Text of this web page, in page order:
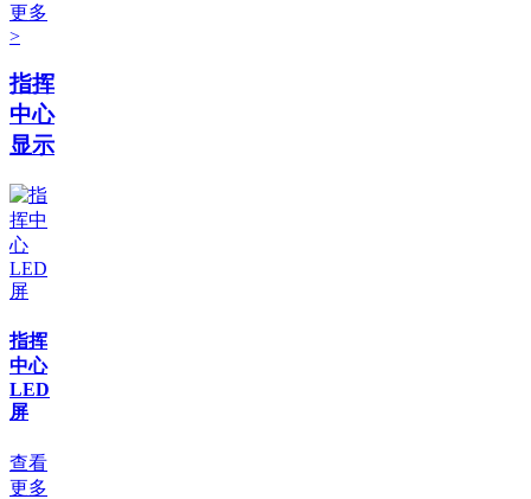
更多
>
指挥
中心
显示
指挥
中心
LED
屏
查看
更多